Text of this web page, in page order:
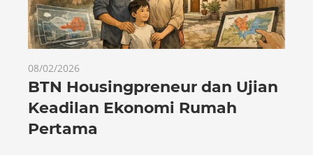
08/02/2026
BTN Housingpreneur dan Ujian
Keadilan Ekonomi Rumah
Pertama